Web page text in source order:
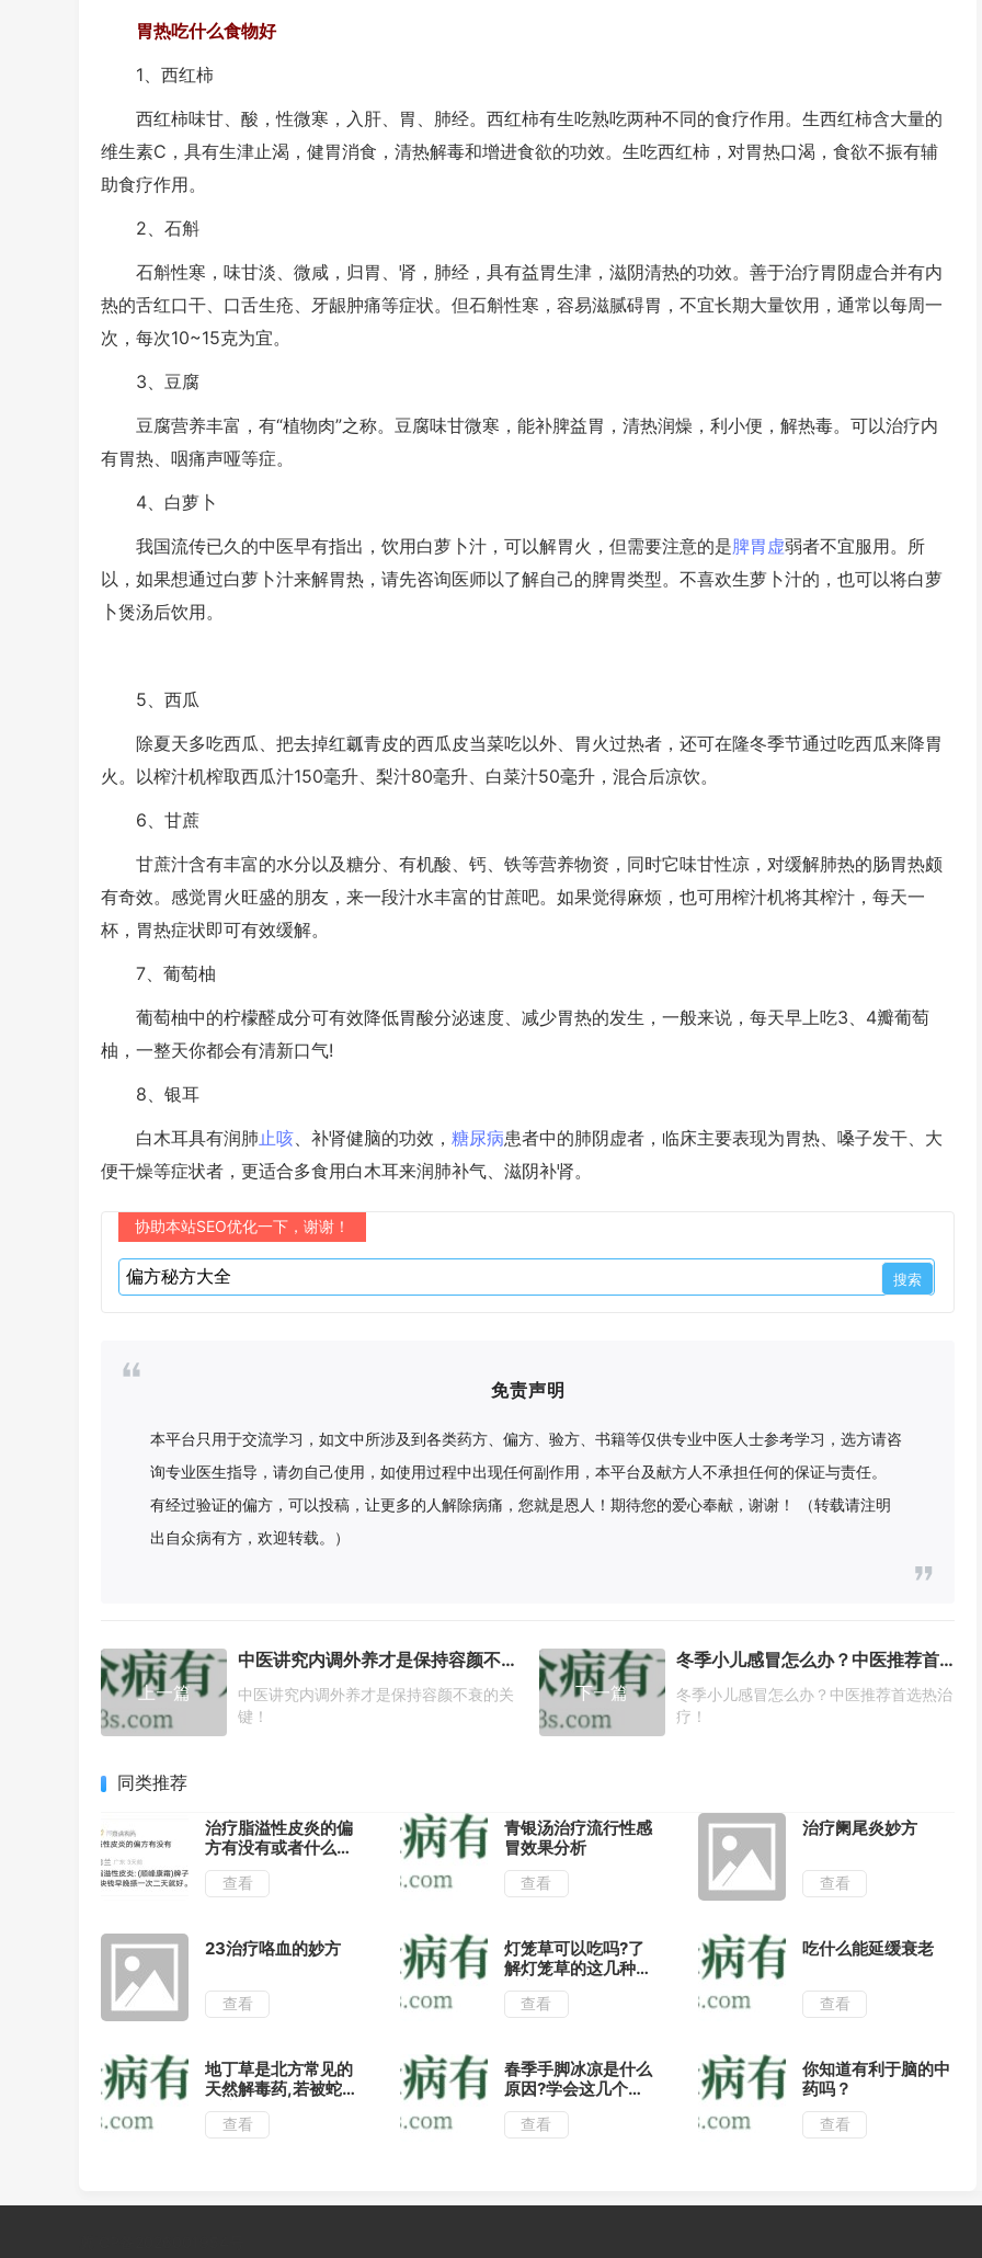
胃热吃什么食物好
1、西红柿
西红柿味甘、酸，性微寒，入肝、胃、肺经。西红柿有生吃熟吃两种不同的食疗作用。生西红柿含大量的
维生素C，具有生津止渴，健胃消食，清热解毒和增进食欲的功效。生吃西红柿，对胃热口渴，食欲不振有辅
助食疗作用。
2、石斛
石斛性寒，味甘淡、微咸，归胃、肾，肺经，具有益胃生津，滋阴清热的功效。善于治疗胃阴虚合并有内
热的舌红口干、口舌生疮、牙龈肿痛等症状。但石斛性寒，容易滋腻碍胃，不宜长期大量饮用，通常以每周一
次，每次10~15克为宜。
3、豆腐
豆腐营养丰富，有“植物肉”之称。豆腐味甘微寒，能补脾益胃，清热润燥，利小便，解热毒。可以治疗内
有胃热、咽痛声哑等症。
4、白萝卜
我国流传已久的中医早有指出，饮用白萝卜汁，可以解胃火，但需要注意的是脾胃虚弱者不宜服用。所
以，如果想通过白萝卜汁来解胃热，请先咨询医师以了解自己的脾胃类型。不喜欢生萝卜汁的，也可以将白萝
卜煲汤后饮用。
5、西瓜
除夏天多吃西瓜、把去掉红瓤青皮的西瓜皮当菜吃以外、胃火过热者，还可在隆冬季节通过吃西瓜来降胃
火。以榨汁机榨取西瓜汁150毫升、梨汁80毫升、白菜汁50毫升，混合后凉饮。
6、甘蔗
甘蔗汁含有丰富的水分以及糖分、有机酸、钙、铁等营养物资，同时它味甘性凉，对缓解肺热的肠胃热颇
有奇效。感觉胃火旺盛的朋友，来一段汁水丰富的甘蔗吧。如果觉得麻烦，也可用榨汁机将其榨汁，每天一
杯，胃热症状即可有效缓解。
7、葡萄柚
葡萄柚中的柠檬醛成分可有效降低胃酸分泌速度、减少胃热的发生，一般来说，每天早上吃3、4瓣葡萄
柚，一整天你都会有清新口气!
8、银耳
白木耳具有润肺止咳、补肾健脑的功效， 糖尿病患者中的肺阴虚者，临床主要表现为胃热、嗓子发干、大
便干燥等症状者，更适合多食用白木耳来润肺补气、滋阴补肾。
协助本站SEO优化一下，谢谢！
免责声明
本平台只用于交流学习，如文中所涉及到各类药方、偏方、验方、书籍等仅供专业中医人士参考学习，选方请咨
询专业医生指导，请勿自己使用，如使用过程中出现任何副作用，本平台及献方人不承担任何的保证与责任。
有经过验证的偏方，可以投稿，让更多的人解除病痛，您就是恩人！期待您的爱心奉献，谢谢！ （转载请注明
出自众病有方，欢迎转载。）
上一篇
中医讲究内调外养才是保持容颜不衰的关键！
中医讲究内调外养才是保持容颜不衰的关
键！
下一篇
冬季小儿感冒怎么办？中医推荐首选热治疗！
冬季小儿感冒怎么办？中医推荐首选热治
疗！
同类推荐
治疗脂溢性皮炎的偏
方有没有或者什么要
好用
查看
青银汤治疗流行性感
冒效果分析
查看
治疗阑尾炎妙方
查看
23治疗咯血的妙方
查看
灯笼草可以吃吗?了
解灯笼草的这几种药
用方法可治疗多种疾
病!查看
吃什么能延缓衰老
查看
地丁草是北方常见的
天然解毒药,若被蛇
虫咬伤可外敷解毒!
查看
春季手脚冰凉是什么
原因?学会这几个小
妙招能快速调理!
查看
你知道有利于脑的中
药吗？
查看